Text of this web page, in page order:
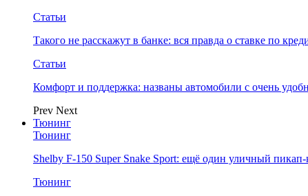
Статьи
Такого не расскажут в банке: вся правда о ставке по
Статьи
Комфорт и поддержка: названы автомобили с очень
Prev Next
Тюнинг
Тюнинг
Shelby F-150 Super Snake Sport: ещё один уличный
Тюнинг